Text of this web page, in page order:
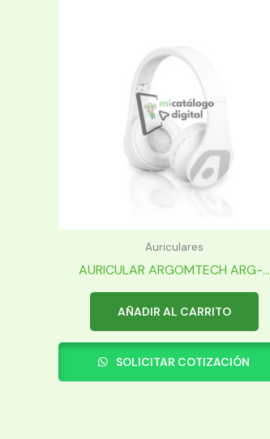
Auriculares
AURICULAR ARGOMTECH ARG-...
AÑADIR AL CARRITO
SOLICITAR COTIZACIÓN